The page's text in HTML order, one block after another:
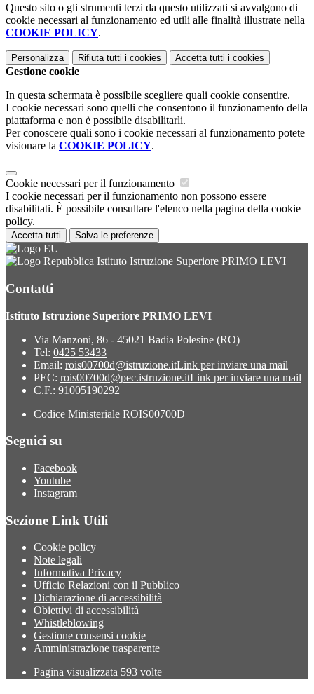
Questo sito o gli strumenti terzi da questo utilizzati si avvalgono di
cookie necessari al funzionamento ed utili alle finalità illustrate nella
COOKIE POLICY.
Personalizza Rifiuta tutti i cookies Accetta tutti i cookies
Gestione cookie
In questa schermata è possibile scegliere quali cookie consentire.
I cookie necessari sono quelli che consentono il funzionamento della
piattaforma e non è possibile disabilitarli.
Per conoscere quali sono i cookie necessari al funzionamento potete
visionare la COOKIE POLICY.
Cookie necessari per il funzionamento
I cookie necessari per il funzionamento non possono essere
disabilitati. È possibile consultare l'elenco nella pagina della cookie
policy.
Accetta tutti Salva le preferenze
Istituto Istruzione Superiore PRIMO LEVI
Contatti
Istituto Istruzione Superiore PRIMO LEVI
Via Manzoni, 86 - 45021 Badia Polesine (RO)
Tel: 0425 53433
Email: rois00700d@istruzione.itLink per inviare una mail
PEC: rois00700d@pec.istruzione.itLink per inviare una mail
C.F.: 91005190292
Codice Ministeriale ROIS00700D
Seguici su
Facebook
Youtube
Instagram
Sezione Link Utili
Cookie policy
Note legali
Informativa Privacy
Ufficio Relazioni con il Pubblico
Dichiarazione di accessibilità
Obiettivi di accessibilità
Whistleblowing
Gestione consensi cookie
Amministrazione trasparente
Pagina visualizzata 593 volte